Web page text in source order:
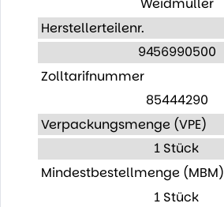
Weidmüller
Herstellerteilenr.
9456990500
Zolltarifnummer
85444290
Verpackungsmenge (VPE)
1 Stück
Mindestbestellmenge (MBM)
1 Stück